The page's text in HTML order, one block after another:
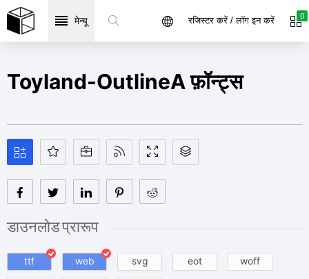
मेन्यू 0
रजिस्टर करें / लॉग इन करें
Toyland-OutlineA फ़ॉन्ट्स
डाउनलोड प्रारूप
ttf web svg eot woff